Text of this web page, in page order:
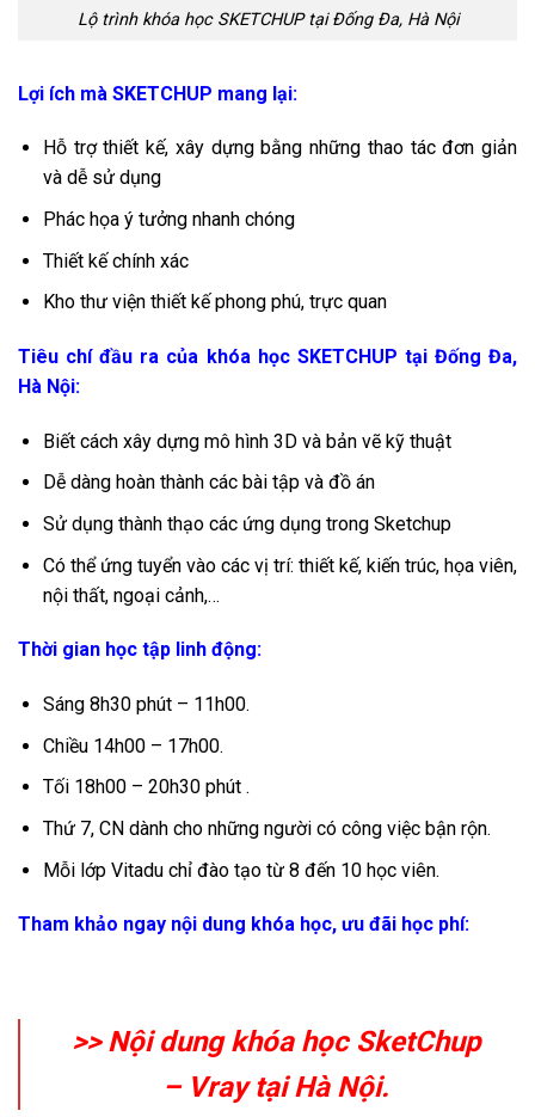
Lộ trình khóa học SKETCHUP tại Đống Đa, Hà Nội
Lợi ích mà SKETCHUP mang lại:
Hỗ trợ thiết kế, xây dựng bằng những thao tác đơn giản
và dễ sử dụng
Phác họa ý tưởng nhanh chóng
Thiết kế chính xác
Kho thư viện thiết kế phong phú, trực quan
Tiêu chí đầu ra của khóa học SKETCHUP tại Đống Đa,
Hà Nội:
Biết cách xây dựng mô hình 3D và bản vẽ kỹ thuật
Dễ dàng hoàn thành các bài tập và đồ án
Sử dụng thành thạo các ứng dụng trong Sketchup
Có thể ứng tuyển vào các vị trí: thiết kế, kiến trúc, họa viên,
nội thất, ngoại cảnh,…
Thời gian học tập linh động:
Sáng 8h30 phút – 11h00.
Chiều 14h00 – 17h00.
Tối 18h00 – 20h30 phút .
Thứ 7, CN dành cho những người có công việc bận rộn.
Mỗi lớp Vitadu chỉ đào tạo từ 8 đến 10 học viên.
Tham khảo ngay nội dung khóa học, ưu đãi học phí:
>> Nội dung khóa học SketChup
– Vray tại Hà Nội.